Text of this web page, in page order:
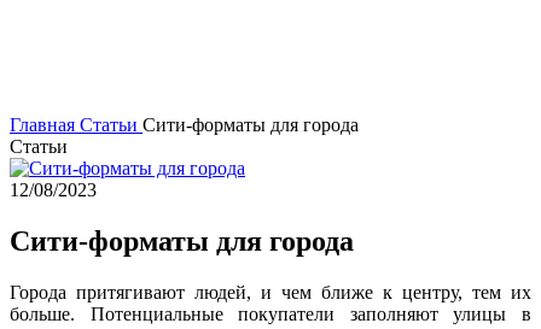
Главная Статьи Сити-форматы для города
Статьи
12/08/2023
Сити-форматы для города
Города притягивают людей, и чем ближе к центру, тем их
больше. Потенциальные покупатели заполняют улицы в